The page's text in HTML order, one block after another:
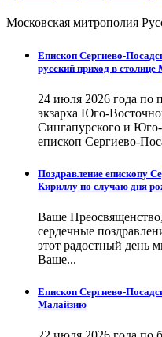
Московская митрополия
Епископ Сергиево-
русский приход в столице
24 июля 2026 года по
экзарха Юго-
Сингапурского и
епископ Сергиево-
Поздравление епископу
Кириллу по случаю дня
Ваше
сердечные
этот радостный день
Ваше...
Епископ Сергиево-
Малайзию